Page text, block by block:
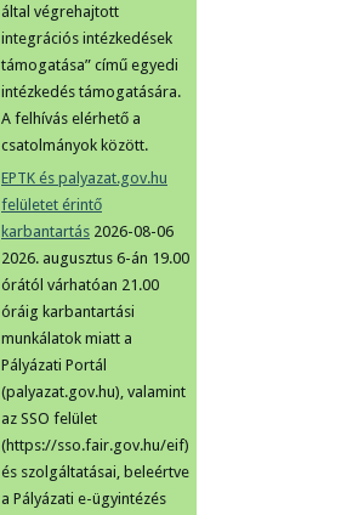
által végrehajtott
integrációs intézkedések
támogatása” című egyedi
intézkedés támogatására.
A felhívás elérhető a
csatolmányok között.
EPTK és palyazat.gov.hu
felületet érintő
karbantartás 2026-08-06
2026. augusztus 6-án 19.00
órától várhatóan 21.00
óráig karbantartási
munkálatok miatt a
Pályázati Portál
(palyazat.gov.hu), valamint
az SSO felület
(https://sso.fair.gov.hu/eif)
és szolgáltatásai, beleértve
a Pályázati e-ügyintézés